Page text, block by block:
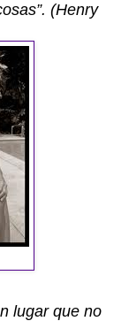
(Henry
lugar que no